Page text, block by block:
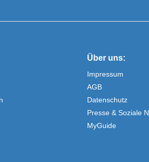
Über uns:
Impressum
AGB
Datenschutz
Presse & Soziale
MyGuide